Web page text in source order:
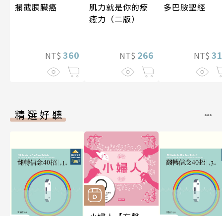
攔截胰臟癌
NT$ 360
肌力就是你的療
癒力（二版）
NT$ 266
多巴胺聖經
NT$
精選好聽